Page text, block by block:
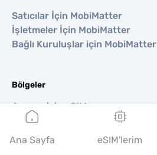
Satıcılar İçin MobiMatter
İşletmeler İçin MobiMatter
Bağlı Kuruluşlar için MobiMatter
Bölgeler
Avrupa için eSIM
Asya için eSIM
Amerika için eSIM
Orta Doğu için eSIM
Ana Sayfa eSIM'lerim